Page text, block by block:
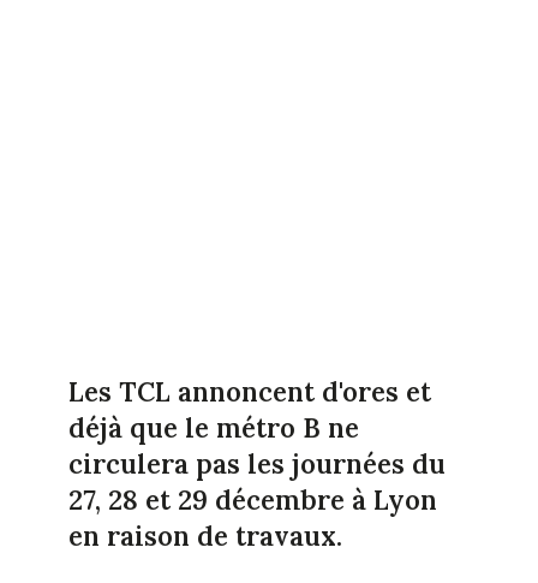
Les TCL annoncent d'ores et
déjà que le métro B ne
circulera pas les journées du
27, 28 et 29 décembre à Lyon
en raison de travaux.